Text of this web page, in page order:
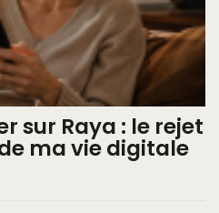
sur Raya : le rejet
ma vie digitale